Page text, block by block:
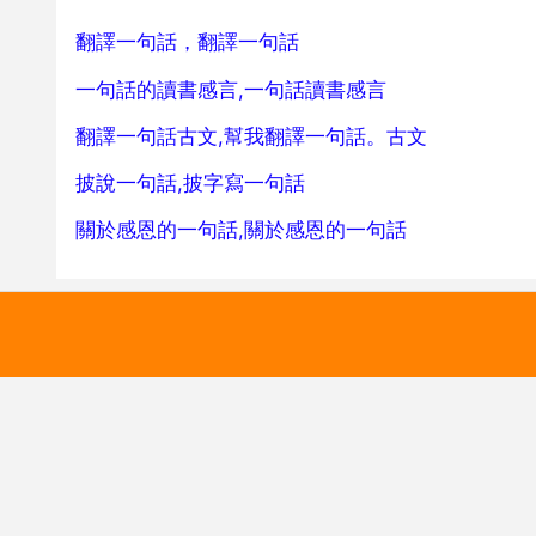
翻譯一句話，翻譯一句話
一句話的讀書感言,一句話讀書感言
翻譯一句話古文,幫我翻譯一句話。古文
披說一句話,披字寫一句話
關於感恩的一句話,關於感恩的一句話